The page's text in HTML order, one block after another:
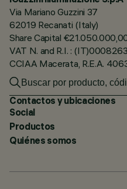
Via Mariano Guzzini 37
62019 Recanati (Italy)
Share Capital
VAT N. and R.I. :
CCIAA Macerata, R.E.A.
Contactos y ubicaciones
Social
Productos
Quiénes somos